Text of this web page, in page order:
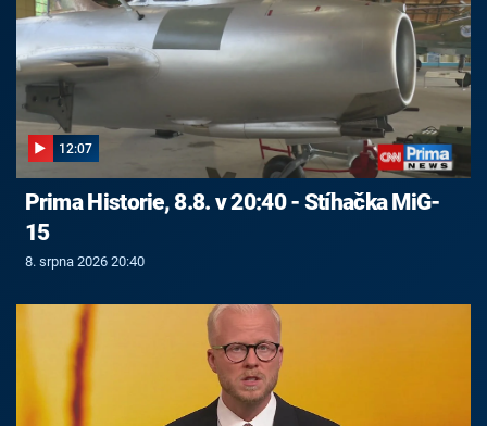
12:07
Prima Historie, 8.8. v 20:40 - Stíhačka MiG-
15
8. srpna 2026 20:40